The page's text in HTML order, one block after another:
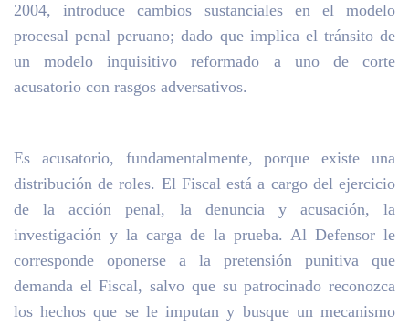
2004, introduce cambios sustanciales en el modelo
procesal penal peruano; dado que implica el tránsito de
un modelo inquisitivo reformado a uno de corte
acusatorio con rasgos adversativos.
Es acusatorio, fundamentalmente, porque existe una
distribución de roles. El Fiscal está a cargo del ejercicio
de la acción penal, la denuncia y acusación, la
investigación y la carga de la prueba. Al Defensor le
corresponde oponerse a la pretensión punitiva que
demanda el Fiscal, salvo que su patrocinado reconozca
los hechos que se le imputan y busque un mecanismo